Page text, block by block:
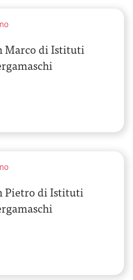
Marco di Istituti
Pietro di Istituti